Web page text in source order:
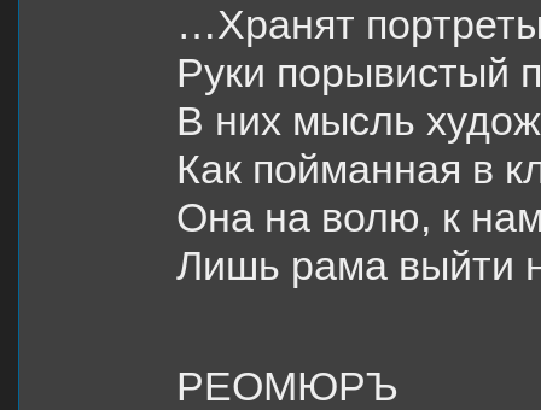
…Хранят
Руки порывистый
В них мысль
Как пойманная в
Она на волю, к
Лишь рама выйти
РЕОМЮРЪ